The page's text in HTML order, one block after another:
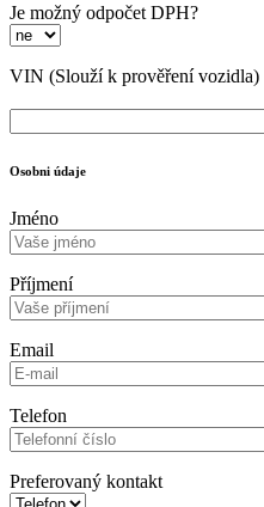
Je možný odpočet DPH?
VIN (Slouží k prověření vozidla)
Osobni údaje
Jméno
Příjmení
Email
Telefon
Preferovaný kontakt